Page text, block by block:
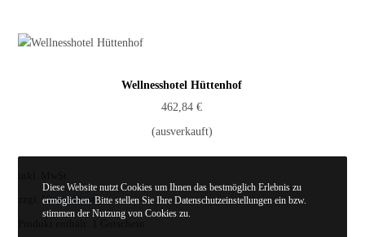
Wellnesshotel Hüttenhof
462,84€
(ausverkauft)
Versandkosten
Diese Website nutzt Cookies um Ihnen das bestmöglich Erlebnis zu
ermöglichen. Bitte stellen Sie Ihre Datenschutzeinstellungen ein bzw.
stimmen der Nutzung von Cookies zu.